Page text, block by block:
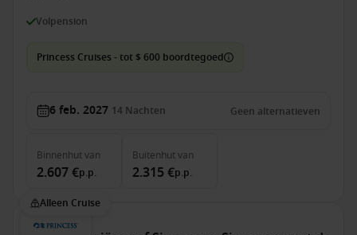
Volpension
Princess Cruises - tot $ 600 boordtegoed
6 feb. 2027 14 Nachten Geen alternatieven
Binnenhutvan
2.607 €p.p.
Buitenhutvan
2.315 €p.p.
Alleen Cruise